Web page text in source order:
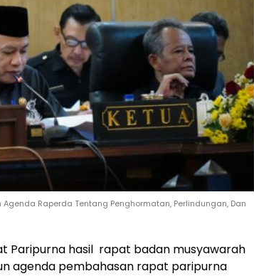
Agenda Raperda Tentang Penghormatan, Perlindungan, Dan
Paripurna hasil rapat badan musyawarah
agenda pembahasan rapat paripurna